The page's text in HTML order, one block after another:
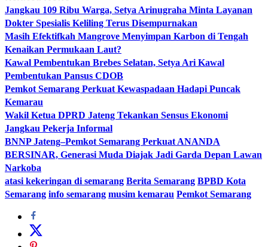
Jangkau 109 Ribu Warga, Setya Arinugraha Minta Layanan
Dokter Spesialis Keliling Terus Disempurnakan
Masih Efektifkah Mangrove Menyimpan Karbon di Tengah
Kenaikan Permukaan Laut?
Kawal Pembentukan Brebes Selatan, Setya Ari Kawal
Pembentukan Pansus CDOB
Pemkot Semarang Perkuat Kewaspadaan Hadapi Puncak
Kemarau
Wakil Ketua DPRD Jateng Tekankan Sensus Ekonomi
Jangkau Pekerja Informal
BNNP Jateng–Pemkot Semarang Perkuat ANANDA
BERSINAR, Generasi Muda Diajak Jadi Garda Depan Lawan
Narkoba
atasi kekeringan di semarang Berita Semarang BPBD Kota
Semarang info semarang musim kemarau Pemkot Semarang